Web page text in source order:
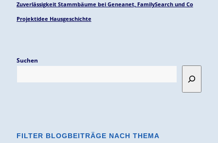
Zuverlässigkeit Stammbäume bei Geneanet, FamilySearch und Co
Projektidee Hausgeschichte
Suchen
FILTER BLOGBEITRÄGE NACH THEMA